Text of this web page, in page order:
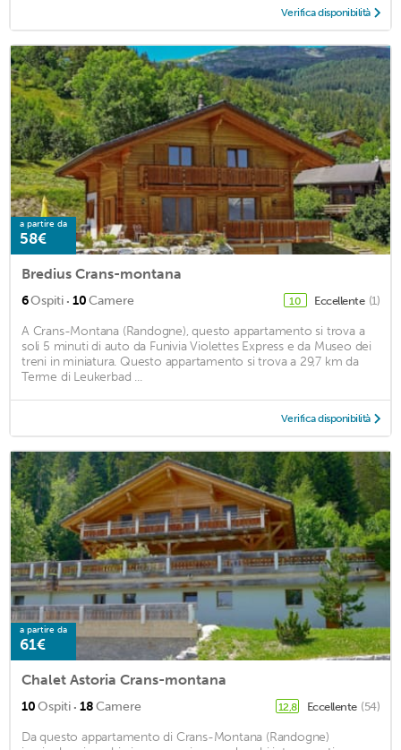
Verifica disponibilità
a partire da
58€
Bredius Crans-montana
6Ospiti · 10Camere 10 Eccellente (1)
A Crans-Montana (Randogne), questo appartamento si trova a
soli 5 minuti di auto da Funivia Violettes Express e da Museo dei
treni in miniatura. Questo appartamento si trova a 29,7 km da
Terme di Leukerbad ...
Verifica disponibilità
a partire da
61€
Chalet Astoria Crans-montana
10Ospiti · 18Camere 12,8 Eccellente (54)
Da questo appartamento di Crans-Montana (Randogne)